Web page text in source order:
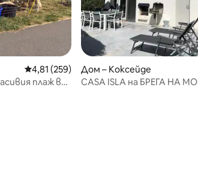
Средна оценка: 4,81 от 5, 259 отзива
4,81 (259)
плаж в
Дом – Коксейде
CASA ISLA на БРЕГА НА